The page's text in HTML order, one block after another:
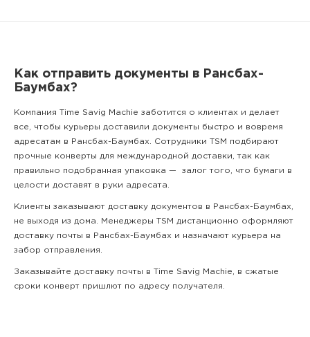
Как отправить документы в Рансбах-
Баумбах?
Компания Time Savig Machie заботится о клиентах и делает
все, чтобы курьеры доставили документы быстро и вовремя
адресатам в Рансбах-Баумбах. Сотрудники TSM подбирают
прочные конверты для международной доставки, так как
правильно подобранная упаковка — залог того, что бумаги в
целости доставят в руки адресата.
Клиенты заказывают доставку документов в Рансбах-Баумбах,
не выходя из дома. Менеджеры TSM дистанционно оформляют
доставку почты в Рансбах-Баумбах и назначают курьера на
забор отправления.
Заказывайте доставку почты в Time Savig Machie, в сжатые
сроки конверт пришлют по адресу получателя.